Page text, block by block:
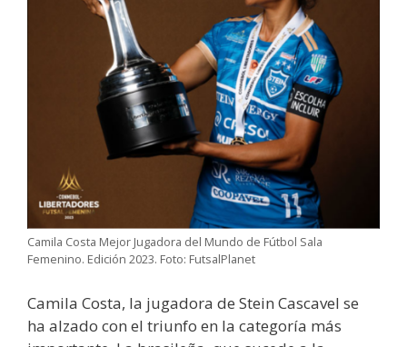
Camila Costa Mejor Jugadora del Mundo de Fútbol Sala
Femenino. Edición 2023. Foto: FutsalPlanet
Camila Costa, la jugadora de Stein Cascavel se
ha alzado con el triunfo en la categoría más